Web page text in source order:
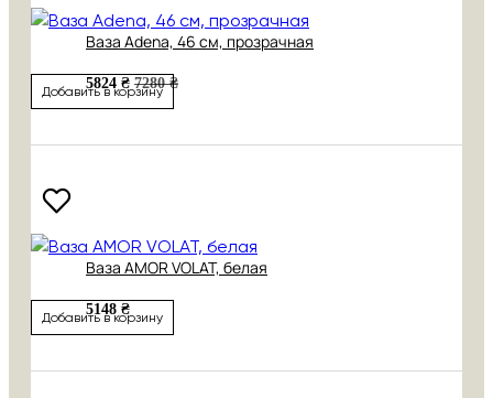
Ваза Adena, 46 см, прозрачная
5824 ₴ 7280 ₴
Добавить в корзину
Ваза AMOR VOLAT, белая
5148 ₴
Добавить в корзину